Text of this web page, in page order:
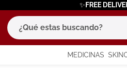
✨FREE
¿Qué estas buscando?
MEDICINAS
términos más